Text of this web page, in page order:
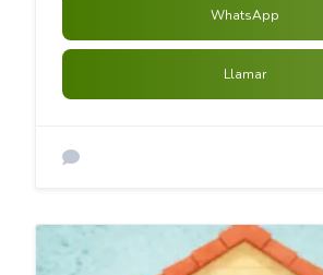
WhatsApp
Llamar